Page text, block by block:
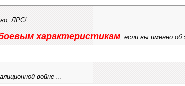
ЛРС!
характеристикам, если вы именно
войне ...